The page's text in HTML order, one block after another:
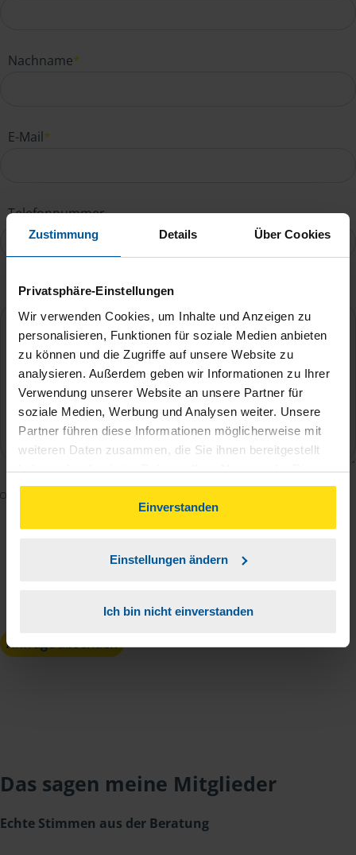
Zustimmung Details Über Cookies
Privatsphäre-Einstellungen
Wir verwenden Cookies, um Inhalte und Anzeigen zu
personalisieren, Funktionen für soziale Medien anbieten
zu können und die Zugriffe auf unsere Website zu
analysieren. Außerdem geben wir Informationen zu Ihrer
Verwendung unserer Website an unsere Partner für
soziale Medien, Werbung und Analysen weiter. Unsere
Partner führen diese Informationen möglicherweise mit
weiteren Daten zusammen, die Sie ihnen bereitgestellt
haben oder die sie im Rahmen Ihrer Nutzung der Dienste
gesammelt haben. Indem Sie auf Einverstanden klicken,
können Sie der Verwendung von Cookies, gemäß
unserer➔ Datenschutzrichtliniezustimmen.
Einverstanden
Einstellungen ändern
Ich bin nicht einverstanden
Nachname*
E-Mail*
Telefonnummer
Ihre Nachricht an Jan Klöckner
mich damit einverstanden, dass meine Daten zur
Analyse der Zugriffsquelle verwendet werden.
Kenntnis genommen.*
Anfrage absenden
Das sagen meine Mitglieder
Echte Stimmen aus der Beratung